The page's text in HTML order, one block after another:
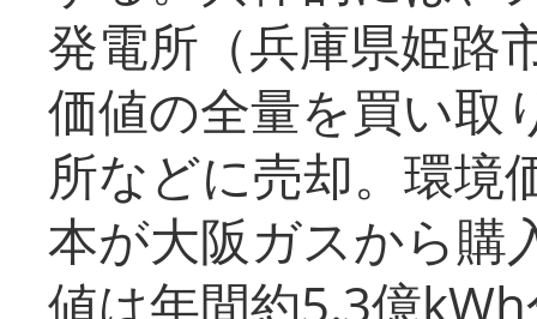
発電所（兵庫県姫路
価値の全量を買い取
所などに売却。環境
本が大阪ガスから購
値は年間約5.3億